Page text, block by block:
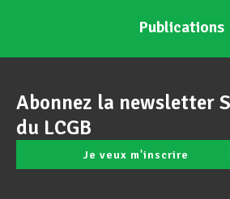
Publications
Abonnez la newsletter
du LCGB
Je veux m'inscrire